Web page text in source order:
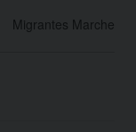
Migrantes Marche